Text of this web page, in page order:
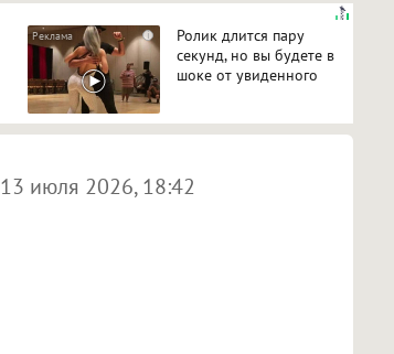
i
Ролик длится пару
секунд, но вы будете в
шоке от увиденного
13 июля 2026, 18:42